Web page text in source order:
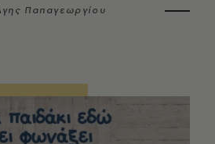
Παπαγεωργίου